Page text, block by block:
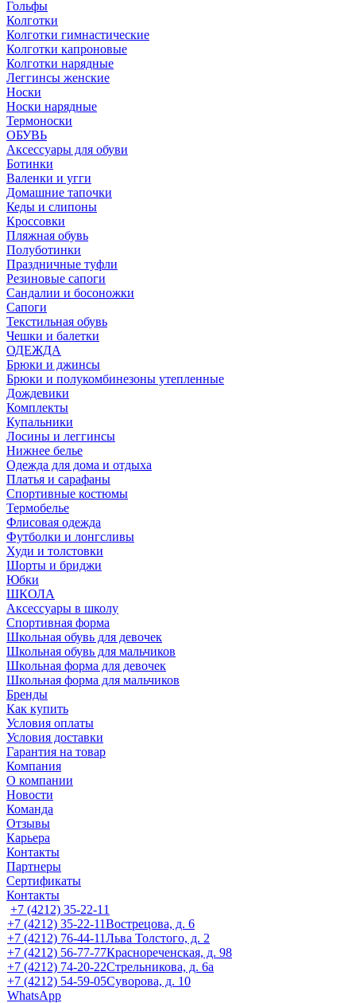
Гольфы
Колготки
Колготки гимнастические
Колготки капроновые
Колготки нарядные
Леггинсы женские
Носки
Носки нарядные
Термоноски
ОБУВЬ
Аксессуары для обуви
Ботинки
Валенки и угги
Домашние тапочки
Кеды и слипоны
Кроссовки
Пляжная обувь
Полуботинки
Праздничные туфли
Резиновые сапоги
Сандалии и босоножки
Сапоги
Текстильная обувь
Чешки и балетки
ОДЕЖДА
Брюки и джинсы
Брюки и полукомбинезоны утепленные
Дождевики
Комплекты
Купальники
Лосины и леггинсы
Нижнее белье
Одежда для дома и отдыха
Платья и сарафаны
Спортивные костюмы
Термобелье
Флисовая одежда
Футболки и лонгсливы
Худи и толстовки
Шорты и бриджи
Юбки
ШКОЛА
Аксессуары в школу
Спортивная форма
Школьная обувь для девочек
Школьная обувь для мальчиков
Школьная форма для девочек
Школьная форма для мальчиков
Бренды
Как купить
Условия оплаты
Условия доставки
Гарантия на товар
Компания
О компании
Новости
Команда
Отзывы
Карьера
Контакты
Партнеры
Сертификаты
Контакты
+7 (4212) 35-22-11
+7 (4212) 35-22-11Вострецова, д. 6
+7 (4212) 76-44-11Льва Толстого, д. 2
+7 (4212) 56-77-77Краснореченская, д. 98
+7 (4212) 74-20-22Стрельникова, д. 6а
+7 (4212) 54-59-05Суворова, д. 10
WhatsApp